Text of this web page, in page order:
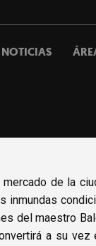
NOTICIAS
de la
inmundas
del maestro
a su vez